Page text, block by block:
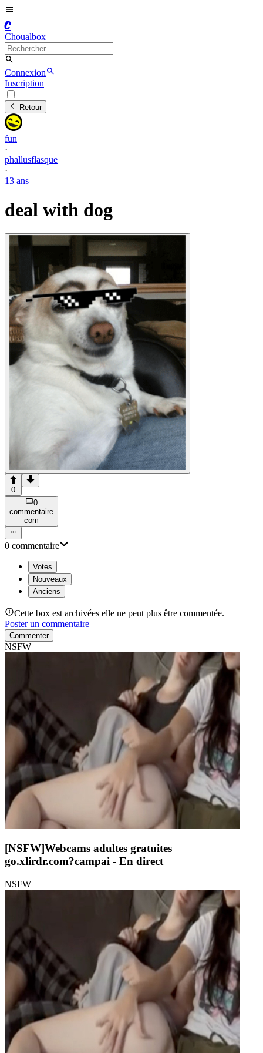
C
Choualbox
Connexion
Inscription
Retour
fun
·
phallusflasque
·
13 ans
deal with dog
0
0
commentaire
com
0 commentaire
Votes
Nouveaux
Anciens
Cette box est archivées elle ne peut plus être commentée.
Poster un commentaire
Commenter
NSFW
[NSFW]Webcams adultes gratuites
go.xlirdr.com?campai - En direct
NSFW